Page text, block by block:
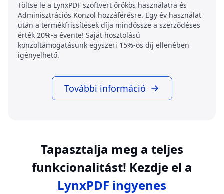
Töltse le a LynxPDF szoftvert örökös használatra és
Adminisztrációs Konzol hozzáférésre. Egy év használat
után a termékfrissítések díja mindössze a szerződéses
érték 20%-a évente! Saját hosztolású
konzoltámogatásunk egyszeri 15%-os díj ellenében
igényelhető.
További információ
Tapasztalja meg a teljes
funkcionalitást! Kezdje el a
LynxPDF ingyenes